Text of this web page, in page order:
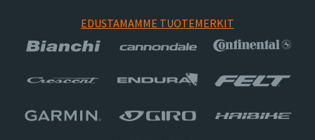
EDUSTAMAMME TUOTEMERKIT